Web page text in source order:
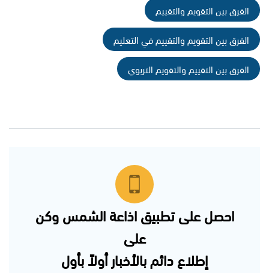
الفرق بين التقويم والتقييم
الفرق بين التقويم والتقييم في التعليم
الفرق بين التقييم والتقويم التربوي
احصل على تطبيق اذاعة الشمس وكن
على
إطلاع دائم بالأخبار أولاً بأول